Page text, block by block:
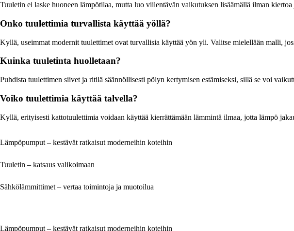
Tuuletin ei laske huoneen lämpötilaa, mutta luo viilentävän vaikutuksen lisäämällä ilman
Onko tuulettimia turvallista käyttää yöllä?
Kyllä, useimmat modernit tuulettimet ovat turvallisia käyttää yön yli. Valitse mielellään malli,
Kuinka tuuletinta huolletaan?
Puhdista tuulettimen siivet ja ritilä säännöllisesti pölyn kertymisen estämiseksi, sillä se voi
Voiko tuulettimia käyttää talvella?
Kyllä, erityisesti kattotuulettimia voidaan käyttää kierrättämään lämmintä ilmaa, jotta lämpö
Lämpöpumput – kestävät ratkaisut moderneihin koteihin
Tuuletin – katsaus valikoimaan
Sähkölämmittimet – vertaa toimintoja ja muotoilua
Lämpöpumput – kestävät ratkaisut moderneihin koteihin